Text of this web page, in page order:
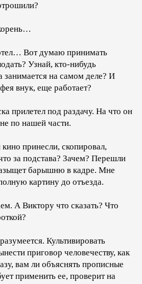
Вот думаю принимать
Узнай, кто-нибудь
на самом деле? И
внук, еще работает?
прилетел под раздачу. На что он
по нашей части.
принесли, скопировал,
за подстава? Зачем? Перешли
барышню в кадре. Мне
картину до отъезда.
А Виктору что сказать? Что
Культивировать
приговор человечеству, как
вам ли объяснять прописные
применить ее, проверит на